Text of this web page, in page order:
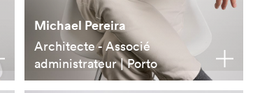
Michael Pereira
Architecte - Associé
administrateur | Porto